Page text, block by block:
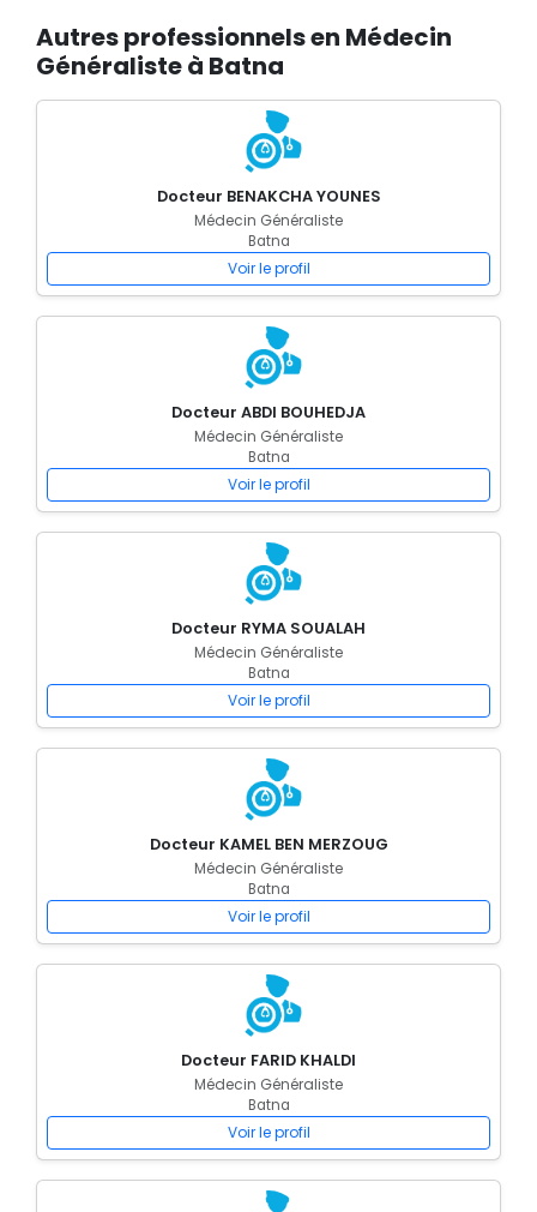
Autres professionnels en Médecin
Généraliste à Batna
Docteur BENAKCHA YOUNES
Médecin Généraliste
Batna
Voir le profil
Docteur ABDI BOUHEDJA
Médecin Généraliste
Batna
Voir le profil
Docteur RYMA SOUALAH
Médecin Généraliste
Batna
Voir le profil
Docteur KAMEL BEN MERZOUG
Médecin Généraliste
Batna
Voir le profil
Docteur FARID KHALDI
Médecin Généraliste
Batna
Voir le profil